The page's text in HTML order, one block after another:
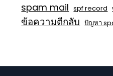
spam mail spf record
ข้อความตีกลับ ปัญหา